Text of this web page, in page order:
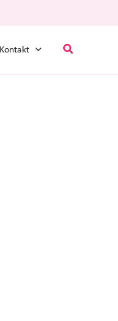
Kontakt Suchen